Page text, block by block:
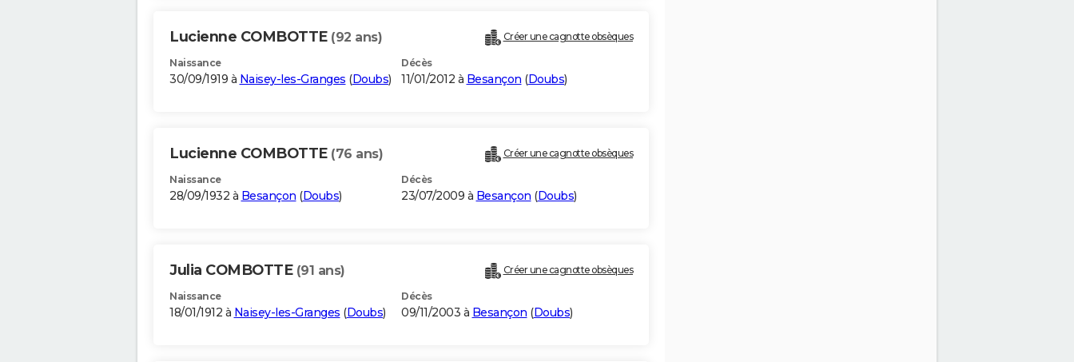
Lucienne COMBOTTE (92 ans) Créer une cagnotte obsèques
Naissance
30/09/1919 à Naisey-les-Granges (Doubs)
Décès
11/01/2012 à Besançon (Doubs)
Lucienne COMBOTTE (76 ans) Créer une cagnotte obsèques
Naissance
28/09/1932 à Besançon (Doubs)
Décès
23/07/2009 à Besançon (Doubs)
Julia COMBOTTE (91 ans) Créer une cagnotte obsèques
Naissance
18/01/1912 à Naisey-les-Granges (Doubs)
Décès
09/11/2003 à Besançon (Doubs)